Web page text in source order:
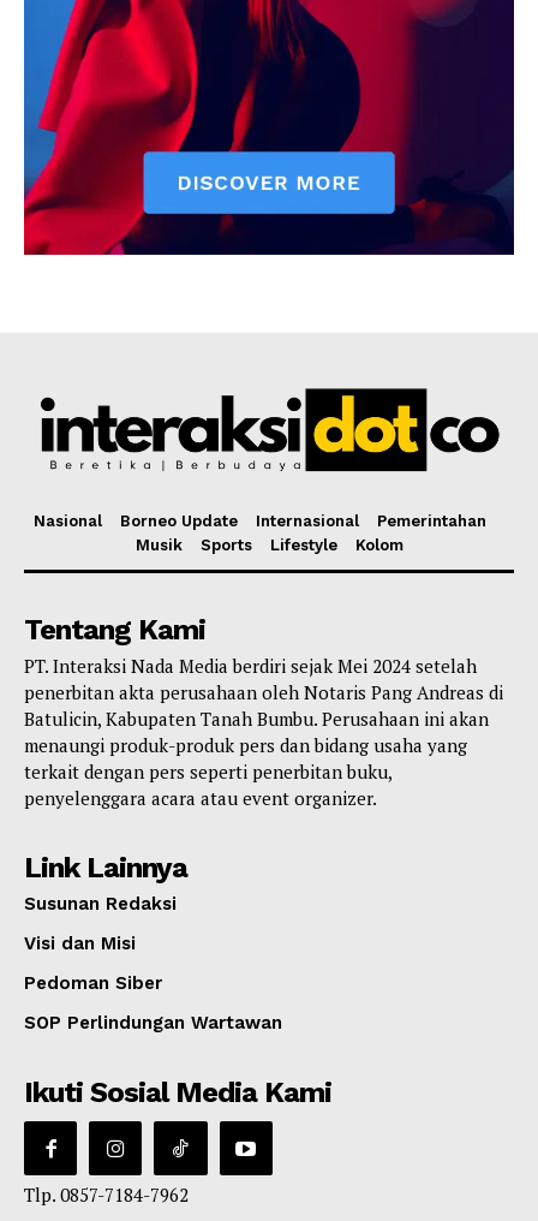
Nasional Borneo Update Internasional
Pemerintahan
Musik
Sports Lifestyle Kolom
Tentang Kami
PT. Interaksi Nada Media berdiri sejak Mei 2024 setelah
penerbitan akta perusahaan oleh Notaris Pang Andreas di
Batulicin, Kabupaten Tanah Bumbu. Perusahaan ini akan
menaungi produk-produk pers dan bidang usaha yang
terkait dengan pers seperti penerbitan buku,
penyelenggara acara atau event organizer.
Link Lainnya
Susunan Redaksi
Visi dan Misi
Pedoman Siber
SOP Perlindungan Wartawan
Ikuti Sosial Media Kami
Tlp. 0857-7184-7962